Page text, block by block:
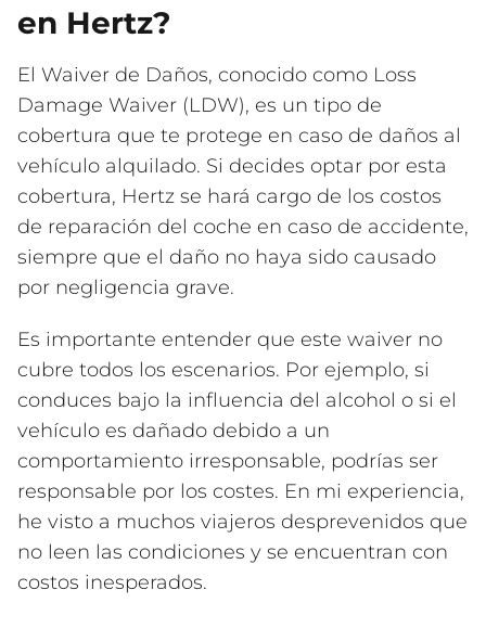
en Hertz?
El Waiver de Daños, conocido como Loss
Damage Waiver (LDW), es un tipo de
cobertura que te protege en caso de daños al
vehículo alquilado. Si decides optar por esta
cobertura, Hertz se hará cargo de los costos
de reparación del coche en caso de accidente,
siempre que el daño no haya sido causado
por negligencia grave.
Es importante entender que este waiver no
cubre todos los escenarios. Por ejemplo, si
conduces bajo la influencia del alcohol o si el
vehículo es dañado debido a un
comportamiento irresponsable, podrías ser
responsable por los costes. En mi experiencia,
he visto a muchos viajeros desprevenidos que
no leen las condiciones y se encuentran con
costos inesperados.